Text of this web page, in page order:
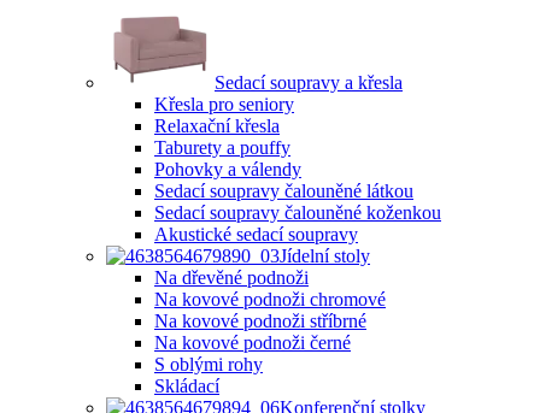
Sedací soupravy a křesla
Křesla pro seniory
Relaxační křesla
Taburety a pouffy
Pohovky a válendy
Sedací soupravy čalouněné látkou
Sedací soupravy čalouněné koženkou
Akustické sedací soupravy
Jídelní stoly
Na dřevěné podnoži
Na kovové podnoži chromové
Na kovové podnoži stříbrné
Na kovové podnoži černé
S oblými rohy
Skládací
Konferenční stolky